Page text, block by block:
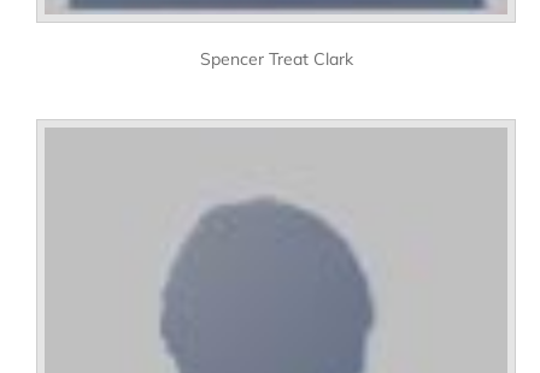
Spencer Treat Clark